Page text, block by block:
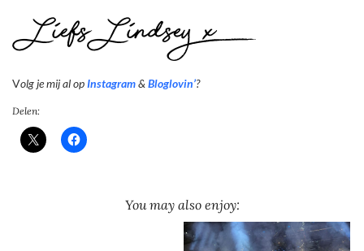
Volg je mij al opInstagram& Bloglovin’?
Delen:
You may also enjoy: